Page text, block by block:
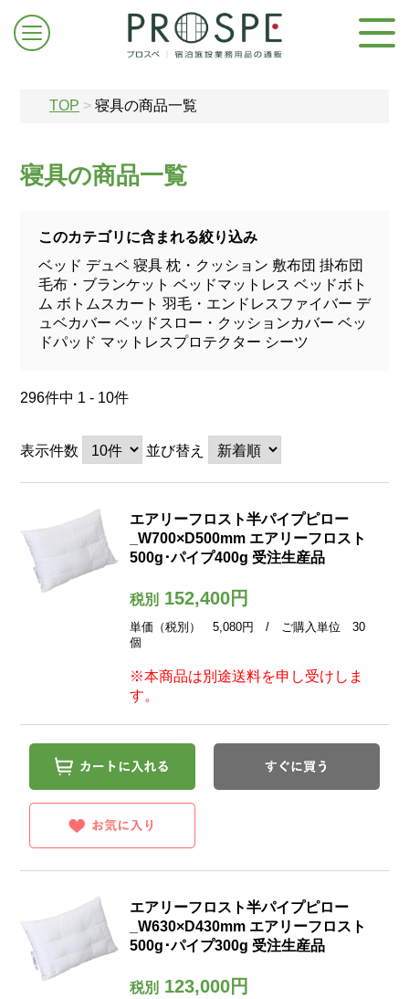
お問合せはこちら
TOP > 寝具の商品一覧
寝具の商品一覧
このカテゴリに含まれる絞り込み
ベッド デュベ 寝具 枕・クッション 敷布団 掛布団
毛布・ブランケット ベッドマットレス ベッドボト
ム ボトムスカート 羽毛・エンドレスファイバー デ
ュベカバー ベッドスロー・クッションカバー ベッ
ドパッド マットレスプロテクター シーツ
296件中 1 - 10件
表示件数 並び替え
エアリーフロスト半パイプピロー
_W700×D500mm エアリーフロスト
500g･パイプ400g 受注生産品
税別152,400円
単価（税別） 5,080円 / ご購入単位 30
個
※本商品は別途送料を申し受けしま
す。
エアリーフロスト半パイプピロー
_W630×D430mm エアリーフロスト
500g･パイプ300g 受注生産品
税別123,000円